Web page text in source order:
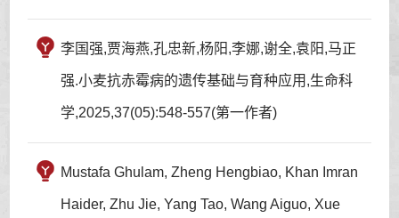
李国强,贾海燕,孔忠新,杨阳,李娜,谢全,袁阳,马正
强.小麦抗赤霉病的遗传基础与育种应用,生命科
学,2025,37(05):548-557(第一作者)
Mustafa Ghulam, Zheng Hengbiao, Khan Imran
Haider, Zhu Jie, Yang Tao, Wang Aiguo, Xue